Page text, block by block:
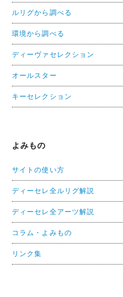
ルリグから調べる
環境から調べる
ディーヴァセレクション
オールスター
キーセレクション
よみもの
サイトの使い方
ディーセレ全ルリグ解説
ディーセレ全アーツ解説
コラム・よみもの
リンク集